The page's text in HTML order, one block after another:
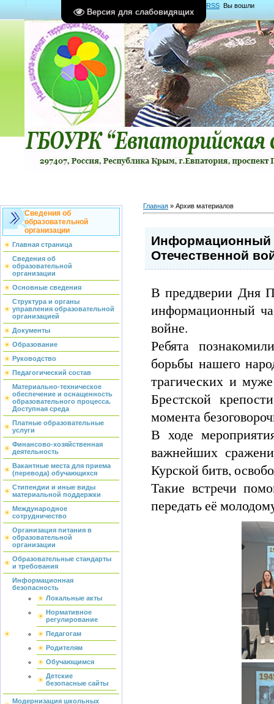
Версия для слабовидящих
RSS Вы вошли
какГость Группа "Гости"
Сведения об
образовательной
организации
Главная страница
Сведения об
образовательной
организации
Основные сведения
Структура и органы
управления образовательной
организацией
Документы
Образование
Руководство
Педагогический состав
Материально-техническое
обеспечение и оснащенность
образовательного процесса.
Доступная среда
Платные образовательные
услуги
Финансово-хозяйственная
деятельность
Вакантные места для приема
(перевода) обучающихся
Стипендии и иные виды
материальной поддержки
Международное
сотрудничество
Организация питания в
образовательной
организации
Образовательные стандарты
и требования
Информационная
безопасность
Локальные акты
Нормативное
регулирование
Педагогам
Родителям
Обучающимся
Детские
безопасные сайты
Модернизация школьных
Главная » Архив материалов
Информационный
Отечественной
В преддверии Дня
информационный
войне.
Ребята
борьбы нашего
трагических и
Брестской
момента
В ходе
важнейших
Курской битв,
Такие встречи
передать её